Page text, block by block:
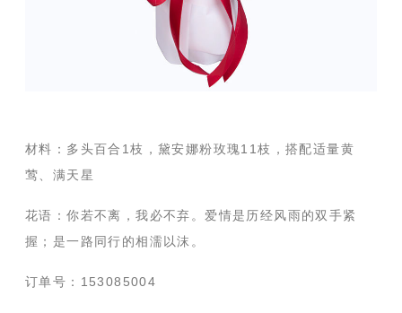
材料：多头百合1枝，黛安娜粉玫瑰11枝，搭配适量黄
莺、满天星
花语：你若不离，我必不弃。爱情是历经风雨的双手紧
握；是一路同行的相濡以沫。
订单号：153085004